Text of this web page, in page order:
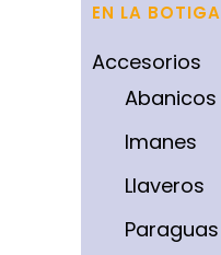
EN LA BOTIGA
Accesorios
Abanicos
Imanes
Llaveros
Paraguas